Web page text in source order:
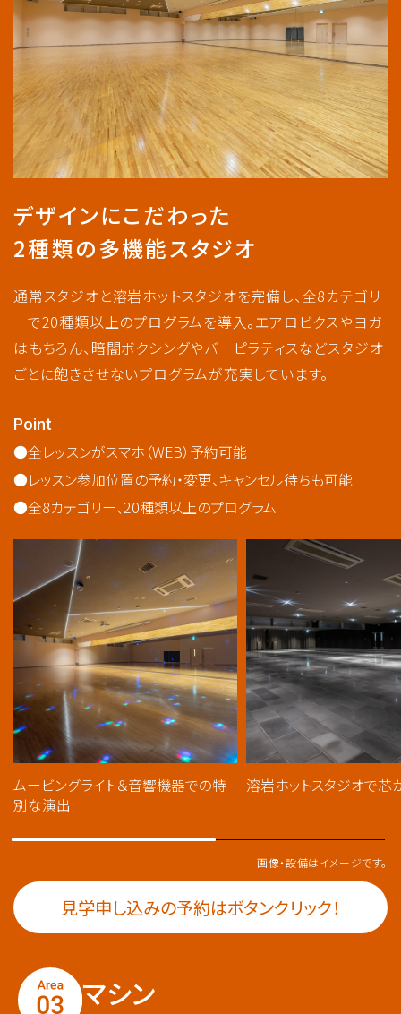
デザインにこだわった
2種類の多機能スタジオ
通常スタジオと溶岩ホットスタジオを完備し、全8カテゴリ
ーで20種類以上のプログラムを導入。エアロビクスやヨガ
はもちろん、暗闇ボクシングやバーピラティスなどスタジオ
ごとに飽きさせないプログラムが充実しています。
Point
全レッスンがスマホ（WEB）予約可能
レッスン参加位置の予約・変更、キャンセル待ちも可能​
全8カテゴリー、20種類以上のプログラム
ムービングライト＆音響機器での特
別な演出
溶岩ホットスタジオで芯
画像・設備はイメージです。
見学申し込みの予約はボタンクリック！
マシン